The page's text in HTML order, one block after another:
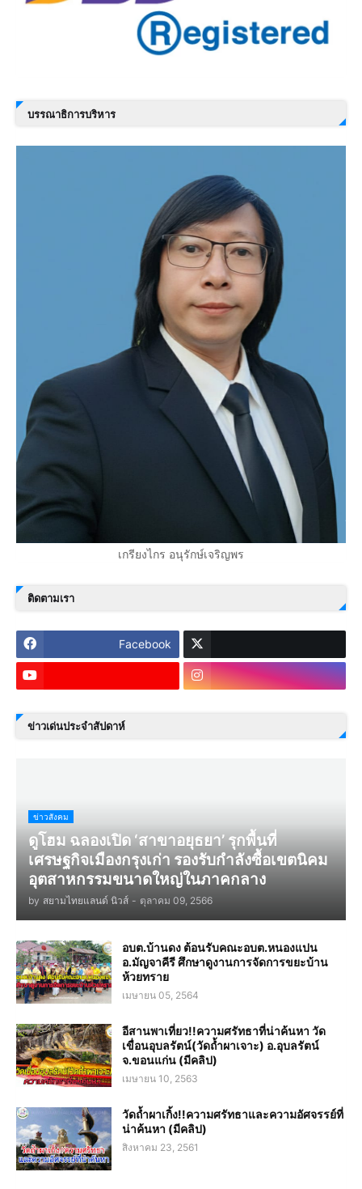
บรรณาธิการบริหาร
เกรียงไกร อนุรักษ์เจริญพร
ติดตามเรา
Facebook
ข่าวเด่นประจำสัปดาห์
ข่าวสังคม
ดูโฮม ฉลองเปิด ‘สาขาอยุธยา’ รุกพื้นที่
เศรษฐกิจเมืองกรุงเก่า รองรับกำลังซื้อเขตนิคม
อุตสาหกรรมขนาดใหญ่ในภาคกลาง
by สยามไทยแลนด์ นิวส์ - ตุลาคม 09, 2566
อบต.บ้านดง ต้อนรับคณะอบต.หนองแปน
อ.มัญจาคีรี ศึกษาดูงานการจัดการขยะบ้าน
ห้วยทราย
เมษายน 05, 2564
อีสานพาเที่ยว!!ความศรัทธาที่น่าค้นหา วัด
เขื่อนอุบลรัตน์(วัดถ้ำผาเจาะ) อ.อุบลรัตน์
จ.ขอนแก่น (มีคลิป)
เมษายน 10, 2563
วัดถ้ำผาเกิ้ง!!ความศรัทธาและความอัศจรรย์ที่
น่าค้นหา (มีคลิป)
สิงหาคม 23, 2561